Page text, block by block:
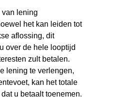
lening
het kan leiden tot
aflossing, dit
over de hele looptijd
zult betalen.
lening te verlengen,
kan het totale
u betaalt toenemen.